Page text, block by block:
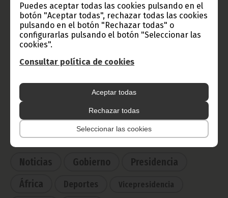
Puedes aceptar todas las cookies pulsando en el
botón "Aceptar todas", rechazar todas las cookies
pulsando en el botón "Rechazar todas" o
configurarlas pulsando el botón "Seleccionar las
cookies".
Consultar política de cookies
Aceptar todas
Rechazar todas
Seleccionar las cookies
TVGE
Radio Nacional de Guinea
Ecuatorial
CATEGORÍAS
Noticias Gobierno
Presidencia
África
Deportes Vicepresidencia